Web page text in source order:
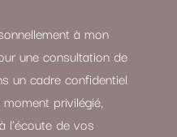
à mon
une consultation de
un cadre confidentiel
privilégié,
l’écoute de vos